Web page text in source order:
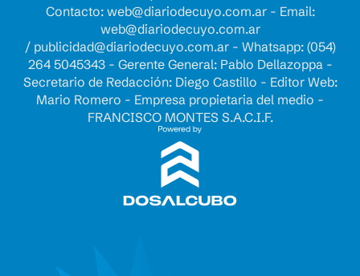
Contacto: web@diariodecuyo.com.ar- Email:
web@diariodecuyo.com.ar
/ publicidad@diariodecuyo.com.ar- Whatsapp: (054)
264 5045343 - Gerente General: Pablo Dellazoppa -
Secretario de Redacción: Diego Castillo - Editor Web:
Mario Romero - Empresa propietaria del medio -
FRANCISCO MONTES S.A.C.I.F.